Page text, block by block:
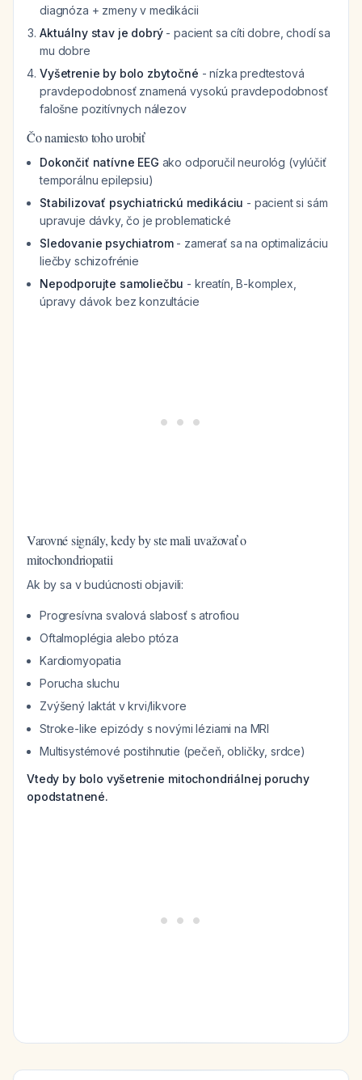
diagnóza + zmeny v medikácii
Aktuálny stav je dobrý- pacient sa cíti dobre, chodí sa
mu dobre
Vyšetrenie by bolo zbytočné - nízka predtestová
pravdepodobnosť znamená vysokú pravdepodobnosť
falošne pozitívnych nálezov
Čo namiesto toho urobiť
Dokončiť natívne EEG ako odporučil neurológ (vylúčiť
temporálnu epilepsiu)
Stabilizovať psychiatrickú medikáciu - pacient si sám
upravuje dávky, čo je problematické
Sledovanie psychiatrom- zamerať sa na optimalizáciu
liečby schizofrénie
Nepodporujte samoliečbu - kreatín, B-komplex,
úpravy dávok bez konzultácie
Varovné signály, kedy by ste mali uvažovať o
mitochondriopatii
Ak by sa v budúcnosti objavili:
Progresívna svalová slabosť s atrofiou
Oftalmoplégia alebo ptóza
Kardiomyopatia
Porucha sluchu
Zvýšený laktát v krvi/likvore
Stroke-like epizódy s novými léziami na MRI
Multisystémové postihnutie (pečeň, obličky, srdce)
Vtedy by bolo vyšetrenie mitochondriálnej poruchy
opodstatnené.